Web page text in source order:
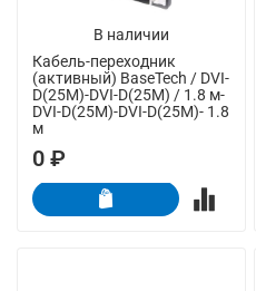
В наличии
Кабель-переходник
(активный) BaseTech / DVI-
D(25M)-DVI-D(25M) / 1.8 м-
DVI-D(25M)-DVI-D(25M)- 1.8
м
0 ₽